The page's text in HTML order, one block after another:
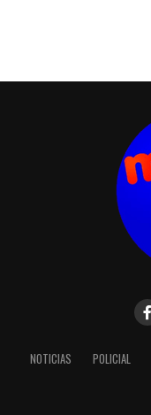
NOTICIAS POLICIAL